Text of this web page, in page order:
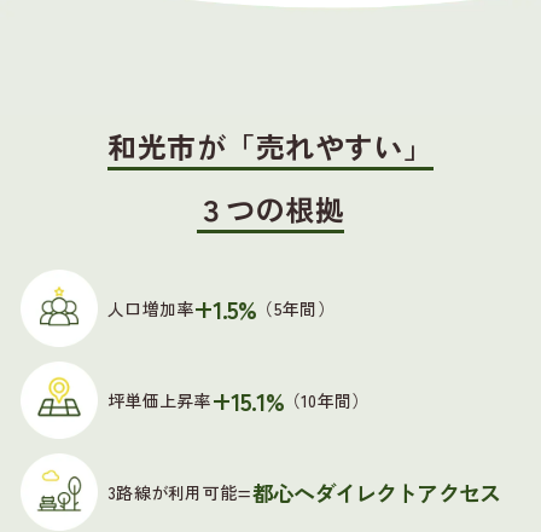
和光市が「売れやすい」
３つの根拠
人口増加率+1.5% （5年間）
坪単価上昇率+15.1%（10年間）
3路線が利用可能=都心へダイレクトアクセス